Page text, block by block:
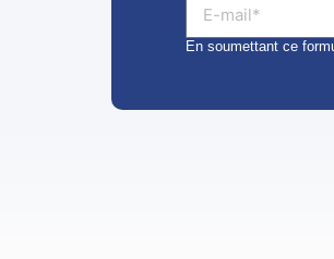
En soumettant ce